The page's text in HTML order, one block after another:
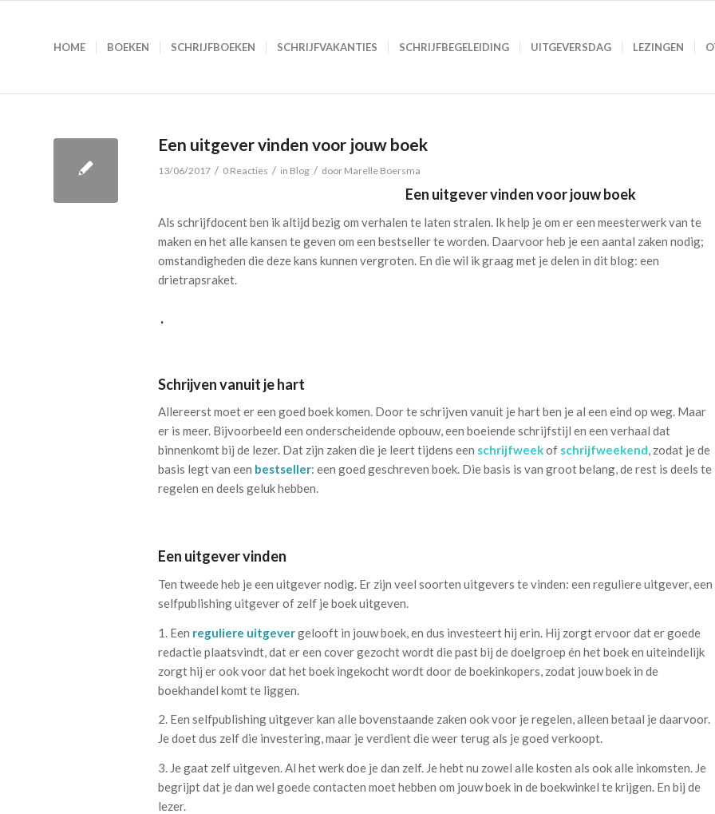
HOME BOEKEN SCHRIJFBOEKEN SCHRIJFVAKANTIES SCHRIJFBEGELEIDING UITGEVERSDAG LEZINGEN
Een uitgever vinden voor jouw boek
13/06/2017 / 0 Reacties / in Blog / door Marelle Boersma
Een uitgever vinden voor jouw boek
Als schrijfdocent ben ik altijd bezig om verhalen te laten stralen. Ik help je om er een meesterwerk van te
maken en het alle kansen te geven om een bestseller te worden. Daarvoor heb je een aantal zaken nodig;
omstandigheden die deze kans kunnen vergroten. En die wil ik graag met je delen in dit blog: een
drietrapsraket.
.
Schrijven vanuit je hart
Allereerst moet er een goed boek komen. Door te schrijven vanuit je hart ben je al een eind op weg. Maar
er is meer. Bijvoorbeeld een onderscheidende opbouw, een boeiende schrijfstijl en een verhaal dat
binnenkomt bij de lezer. Dat zijn zaken die je leert tijdens een schrijfweekof schrijfweekend, zodat je de
basis legt van een bestseller: een goed geschreven boek. Die basis is van groot belang, de rest is deels te
regelen en deels geluk hebben.
Een uitgever vinden
Ten tweede heb je een uitgever nodig. Er zijn veel soorten uitgevers te vinden: een reguliere uitgever, een
selfpublishing uitgever of zelf je boek uitgeven.
1. Een reguliere uitgevergelooft in jouw boek, en dus investeert hij erin. Hij zorgt ervoor dat er goede
redactie plaatsvindt, dat er een cover gezocht wordt die past bij de doelgroep én het boek en uiteindelijk
zorgt hij er ook voor dat het boek ingekocht wordt door de boekinkopers, zodat jouw boek in de
boekhandel komt te liggen.
2. Een selfpublishing uitgever kan alle bovenstaande zaken ook voor je regelen, alleen betaal je daarvoor.
Je doet dus zelf die investering, maar je verdient die weer terug als je goed verkoopt.
3. Je gaat zelf uitgeven. Al het werk doe je dan zelf. Je hebt nu zowel alle kosten als ook alle inkomsten. Je
begrijpt dat je dan wel goede contacten moet hebben om jouw boek in de boekwinkel te krijgen. En bij de
lezer.